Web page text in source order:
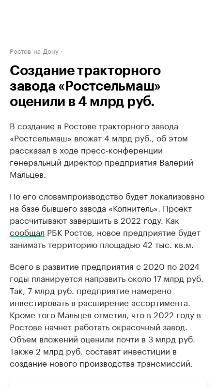
Ростов-на-Дону
Создание тракторного
завода «Ростсельмаш»
оценили в 4 млрд руб.
В создание в Ростове тракторного завода
«Ростсельмаш» вложат 4 млрд руб., об этом
рассказал в ходе пресс-конференции
генеральный директор предприятия Валерий
Мальцев.
По его словампроизводство будет локализовано
на базе бывшего завода «Копнитель». Проект
рассчитывают завершить в 2022 году. Как
сообщал РБК Ростов, новое предприятие будет
занимать территорию площадью 42 тыс. кв.м.
Всего в развитие предприятия с 2020 по 2024
годы планируется направить около 17 млрд руб.
Так, 7 млрд руб. предприятие намерено
инвестировать в расширение ассортимента.
Кроме того Мальцев отметил, что в 2022 году в
Ростове начнет работать окрасочный завод.
Объем вложений оценили почти в 3 млрд руб.
Также 2 млрд руб. составят инвестиции в
создание нового производства трансмиссий.